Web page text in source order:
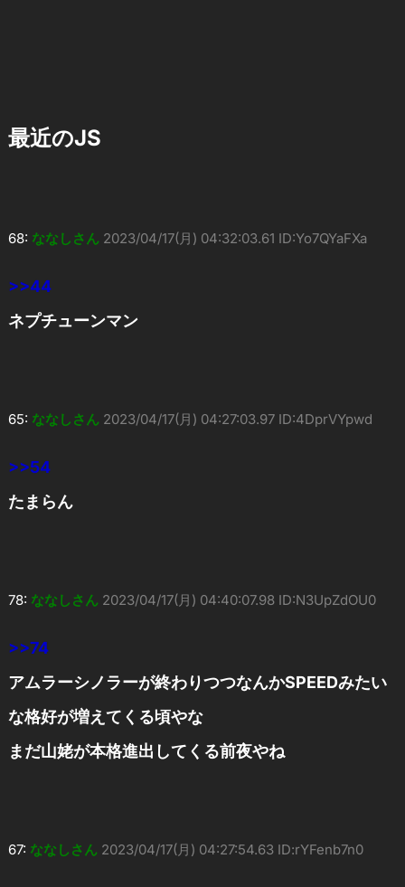
最近のJS
68: ななしさん 2023/04/17(月) 04:32:03.61 ID:Yo7QYaFXa
>>44
ネプチューンマン
65: ななしさん 2023/04/17(月) 04:27:03.97 ID:4DprVYpwd
>>54
たまらん
78: ななしさん 2023/04/17(月) 04:40:07.98 ID:N3UpZdOU0
>>74
アムラーシノラーが終わりつつなんかSPEEDみたい
な格好が増えてくる頃やな
まだ山姥が本格進出してくる前夜やね
67: ななしさん 2023/04/17(月) 04:27:54.63 ID:rYFenb7n0